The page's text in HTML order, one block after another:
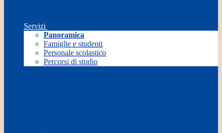
Servizi
Panoramica
Famiglie e studenti
Personale scolastico
Percorsi di studio